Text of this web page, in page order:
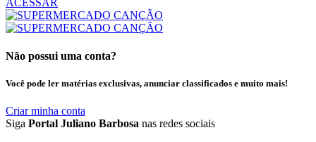
ACESSAR
Não possui uma conta?
Você pode ler matérias exclusivas, anunciar classificados e muito mais!
Criar minha conta
Siga Portal Juliano Barbosa nas redes sociais